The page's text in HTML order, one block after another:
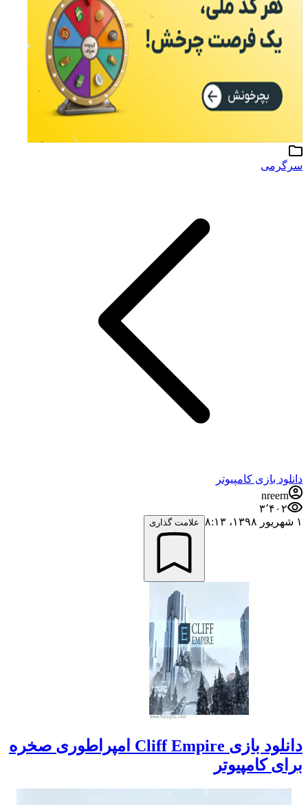
سرگرمی
دانلود بازی کامپیوتر
nreern
۳٬۴۰۲
۱ شهریور ۱۳۹۸،‏ ۸:۱۳
علامت گذاری
دانلود بازی Cliff Empire امپراطوری صخره
برای کامپیوتر